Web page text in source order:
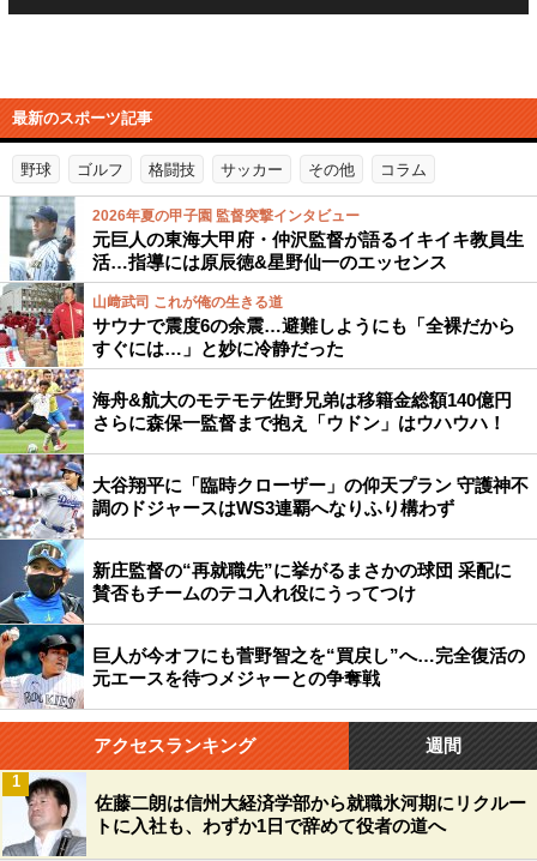
最新のスポーツ記事
野球 ゴルフ 格闘技 サッカー その他 コラム
2026年夏の甲子園 監督突撃インタビュー
元巨人の東海大甲府・仲沢監督が語るイキイキ教員生
活…指導には原辰徳&星野仙一のエッセンス
山﨑武司 これが俺の生きる道
サウナで震度6の余震…避難しようにも「全裸だから
すぐには…」と妙に冷静だった
海舟&航大のモテモテ佐野兄弟は移籍金総額140億円
さらに森保一監督まで抱え「ウドン」はウハウハ！
大谷翔平に「臨時クローザー」の仰天プラン 守護神不
調のドジャースはWS3連覇へなりふり構わず
新庄監督の“再就職先”に挙がるまさかの球団 采配に
賛否もチームのテコ入れ役にうってつけ
巨人が今オフにも菅野智之を“買戻し”へ…完全復活の
元エースを待つメジャーとの争奪戦
アクセスランキング 週間
佐藤二朗は信州大経済学部から就職氷河期にリクルー
トに入社も、わずか1日で辞めて役者の道へ
1